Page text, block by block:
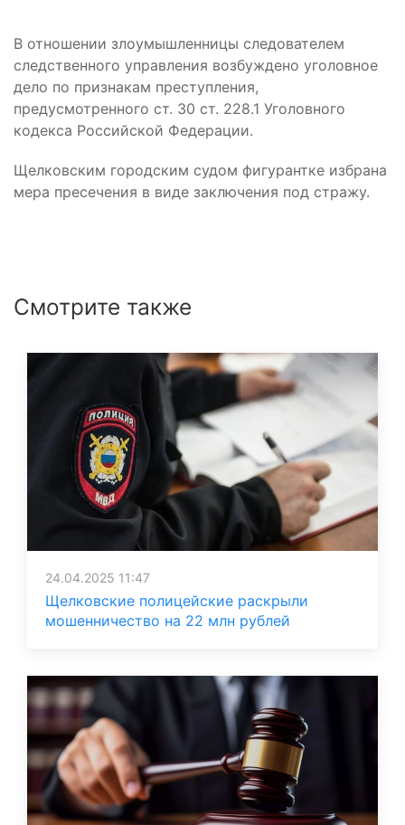
В отношении злоумышленницы следователем
следственного управления возбуждено уголовное
дело по признакам преступления,
предусмотренного ст. 30 ст. 228.1 Уголовного
кодекса Российской Федерации.
Щелковским городским судом фигурантке избрана
мера пресечения в виде заключения под стражу.
Смотрите также
24.04.2025 11:47
Щелковские полицейские раскрыли
мошенничество на 22 млн рублей